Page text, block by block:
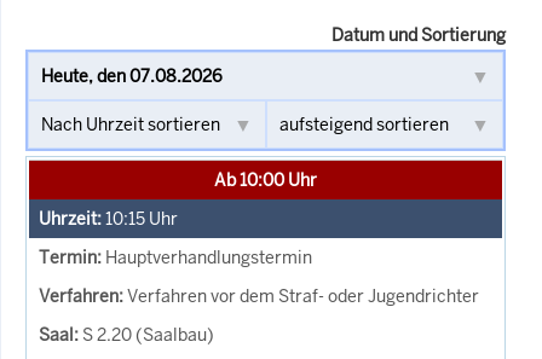
Datum und Sortierung
Ab 10:00 Uhr
10:15 Uhr
Hauptverhandlungstermin
Verfahren vor dem Straf- oder Jugendrichter
S 2.20 (Saalbau)